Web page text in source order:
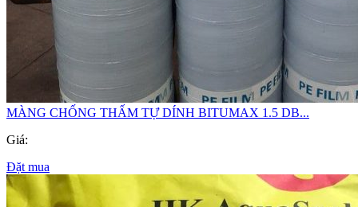
MÀNG CHỐNG THẤM TỰ DÍNH BITUMAX 1.5 DB...
Giá:
Đặt mua